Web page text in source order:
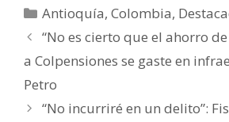
Categorías
Antioquía,Colombia,
Navegación
de
entradas
“No es cierto que el ahorro
a Colpensiones se gaste en
Petro
“No incurriré en un delito”: